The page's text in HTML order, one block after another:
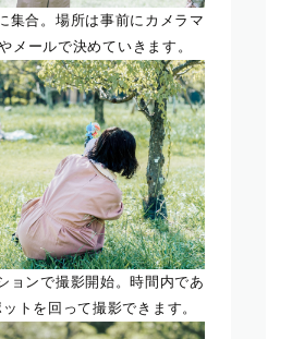
集合。場所は事前にカメラマ
メールで決めていきます。
ョンで撮影開始。時間内であ
トを回って撮影できます。